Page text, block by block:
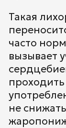
Такая
часто
вызывает
не